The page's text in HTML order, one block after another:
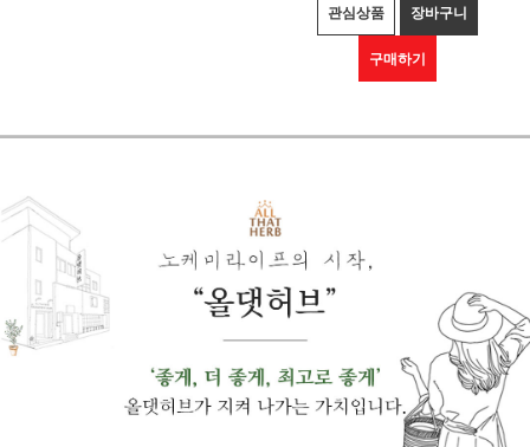
관심상품 장바구니
구매하기